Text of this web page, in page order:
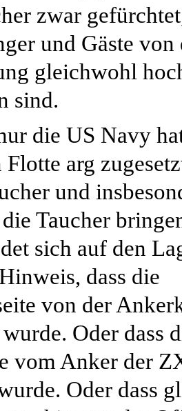
zwar
und Gäste von
gleichwohl
sind.
die US Navy
Flotte arg
und
Taucher
sich auf den
dass die
von der
Oder dass
vom Anker der
Oder dass